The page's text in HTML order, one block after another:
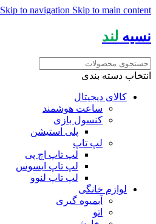
Skip to navigation Skip to main content
نسیه لند
انتخاب دسته بندی
کالای دیجیتال
ساعت هوشمند
کنسول بازی
پلی استیشن
لپ تاپ
لپ تاپ اچ پی
لپ تاپ ایسوس
لپ تاپ لنوو
لوازم خانگی
آبمیوه گیری
اتو